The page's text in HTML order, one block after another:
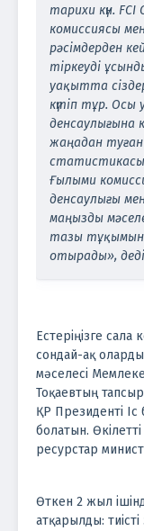
тарихи күн.
комиссиясы
рәсімдерден
тіркеуді
уақытта
күтіп тұр. Осы
денсаулығына
жаңадан туған
статистикасы
Ғылыми
денсаулығы
маңызды
тазы
отырады»,
Естеріңізге сала
сондай-ақ
мәселесі
Тоқаевтың
ҚР Президенті
болатын.
ресурстар
Өткен 2 жыл
атқарылды: тиісті